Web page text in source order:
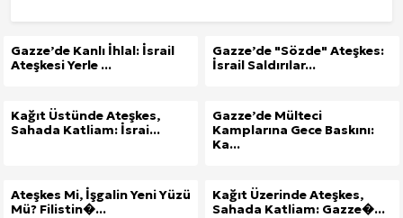
Gazze’de Kanlı İhlal: İsrail
Ateşkesi Yerle ...
Gazze’de "Sözde" Ateşkes:
İsrail Saldırılar...
Kağıt Üstünde Ateşkes,
Sahada Katliam: İsrai...
Gazze’de Mülteci
Kamplarına Gece Baskını:
Ka...
Ateşkes Mi, İşgalin Yeni Yüzü
Mü? Filistin�...
Kağıt Üzerinde Ateşkes,
Sahada Katliam: Gazze�...